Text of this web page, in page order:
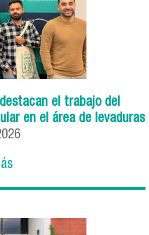
el trabajo del
en el área de levaduras